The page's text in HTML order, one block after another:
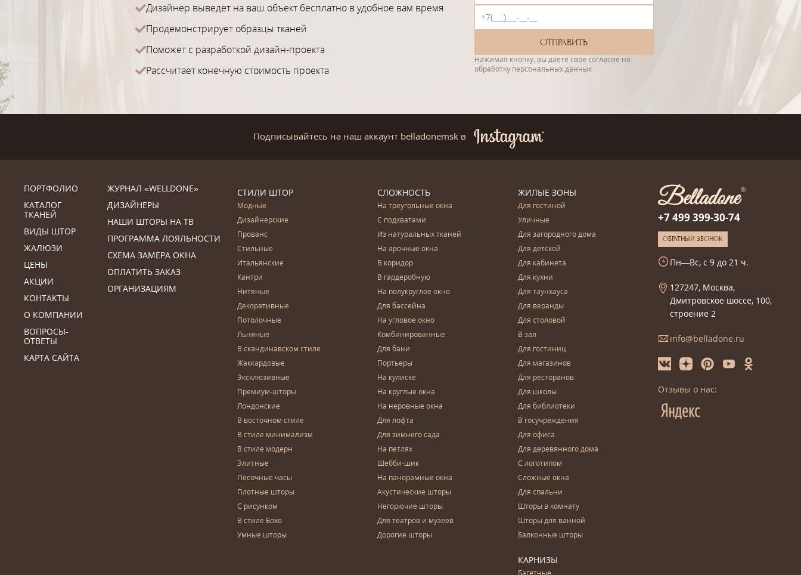
Дизайнер выведет на ваш объект бесплатно в удобное вам время
Продемонстрирует образцы тканей
Поможет с разработкой дизайн-проекта
Рассчитает конечную стоимость проекта
Нажимая кнопку, вы даете свое согласие на
обработку персональных данных
Подписывайтесь на наш аккаунт belladonemsk в
ПОРТФОЛИО
КАТАЛОГ
ТКАНЕЙ
ВИДЫ ШТОР
ЖАЛЮЗИ
ЦЕНЫ
АКЦИИ
КОНТАКТЫ
О КОМПАНИИ
ВОПРОСЫ-
ОТВЕТЫ
КАРТА САЙТА
ЖУРНАЛ «WELLDONE»
ДИЗАЙНЕРЫ
НАШИ ШТОРЫ НА ТВ
ПРОГРАММА ЛОЯЛЬНОСТИ
СХЕМА ЗАМЕРА ОКНА
ОПЛАТИТЬ ЗАКАЗ
ОРГАНИЗАЦИЯМ
СТИЛИ ШТОР
Модные
Дизайнерские
Прованс
Стильные
Итальянские
Кантри
Нитяные
Декоративные
Потолочные
Льняные
В скандинавском стиле
Жаккардовые
Эксклюзивные
Премиум-шторы
Лондонские
В восточном стиле
В стиле минимализм
В стиле модерн
Элитные
Песочные часы
Плотные шторы
С рисунком
В стиле Бохо
Умные шторы
СЛОЖНОСТЬ
На треугольные окна
С подхватами
Из натуральных тканей
На арочные окна
В коридор
В гардеробную
На полукруглое окно
Для бассейна
На угловое окно
Комбинированные
Для бани
Портьеры
На кулиске
На круглые окна
На неровные окна
Для лофта
Для зимнего сада
На петлях
Шебби-шик
На панорамные окна
Акустические шторы
Негорючие шторы
Для театров и музеев
Дорогие шторы
ЖИЛЫЕ ЗОНЫ
Для гостиной
Уличные
Для загородного дома
Для детской
Для кабинета
Для кухни
Для таунхауса
Для веранды
Для столовой
В зал
Для гостиниц
Для магазинов
Для ресторанов
Для школы
Для библиотеки
В госучреждения
Для офиса
Для деревянного дома
С логотипом
Сложные окна
Для спальни
Шторы в комнату
Шторы для ванной
Балконные шторы
КАРНИЗЫ
+7 499 399-30-74
ОБРАТНЫЙ ЗВОНОК
Пн—Вс, с 9 до 21 ч.
127247, Москва,
Дмитровское шоссе, 100,
строение 2
info@belladone.ru
Отзывы о нас: